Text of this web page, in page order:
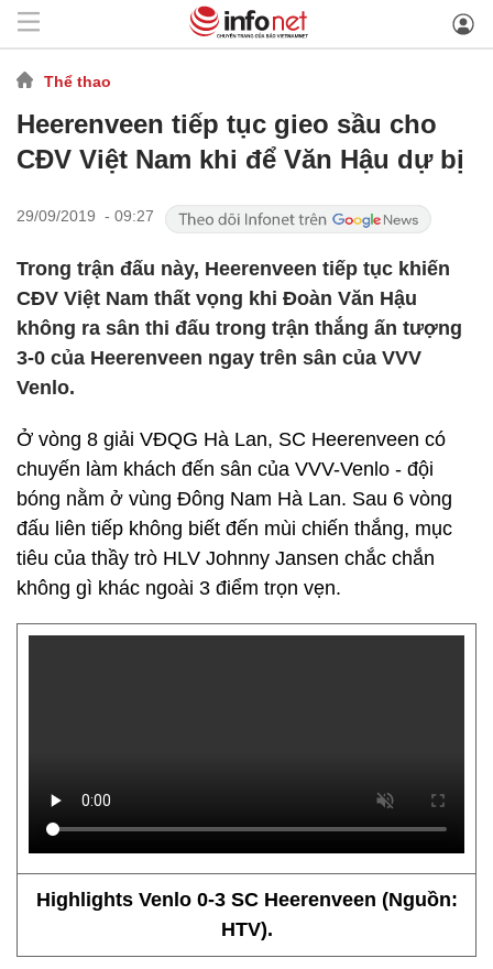
Thể thao
Heerenveen tiếp tục gieo sầu cho
CĐV Việt Nam khi để Văn Hậu dự bị
29/09/2019 - 09:27
Trong trận đấu này, Heerenveen tiếp tục khiến
CĐV Việt Nam thất vọng khi Đoàn Văn Hậu
không ra sân thi đấu trong trận thắng ấn tượng
3-0 của Heerenveen ngay trên sân của VVV
Venlo.
Ở vòng 8 giải VĐQG Hà Lan, SC Heerenveen có
chuyến làm khách đến sân của VVV-Venlo - đội
bóng nằm ở vùng Đông Nam Hà Lan. Sau 6 vòng
đấu liên tiếp không biết đến mùi chiến thắng, mục
tiêu của thầy trò HLV Johnny Jansen chắc chắn
không gì khác ngoài 3 điểm trọn vẹn.
Highlights Venlo 0-3 SC Heerenveen (Nguồn:
HTV).